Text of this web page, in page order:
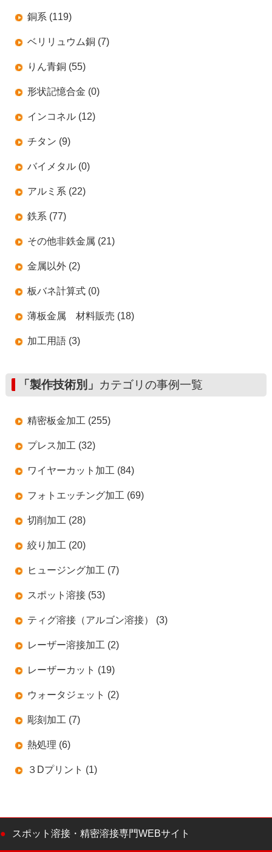
銅系 (119)
ベリリュウム銅 (7)
りん青銅 (55)
形状記憶合金 (0)
インコネル (12)
チタン (9)
バイメタル (0)
アルミ系 (22)
鉄系 (77)
その他非鉄金属 (21)
金属以外 (2)
板バネ計算式 (0)
薄板金属 材料販売 (18)
加工用語 (3)
「製作技術別」 カテゴリの事例一覧
精密板金加工 (255)
プレス加工 (32)
ワイヤーカット加工 (84)
フォトエッチング加工 (69)
切削加工 (28)
絞り加工 (20)
ヒュージング加工 (7)
スポット溶接 (53)
ティグ溶接（アルゴン溶接） (3)
レーザー溶接加工 (2)
レーザーカット (19)
ウォータジェット (2)
彫刻加工 (7)
熱処理 (6)
３Dプリント (1)
スポット溶接・精密溶接専門WEBサイト